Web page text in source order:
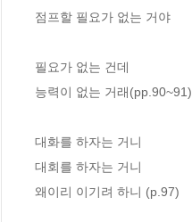
점프할 필요가 없는 거야
필요가 없는 건데
능력이 없는 거래(pp.90~91)
대화를 하자는 거니
대회를 하자는 거니
왜이리 이기려 하니 (p.97)